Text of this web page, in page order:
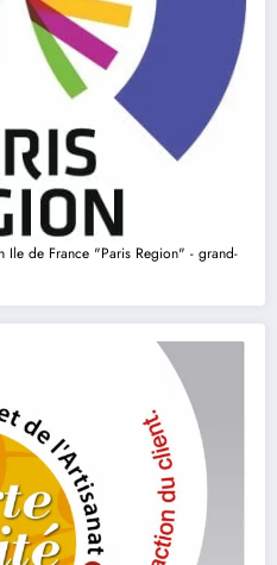
Ile de France "Paris Region" - grand-